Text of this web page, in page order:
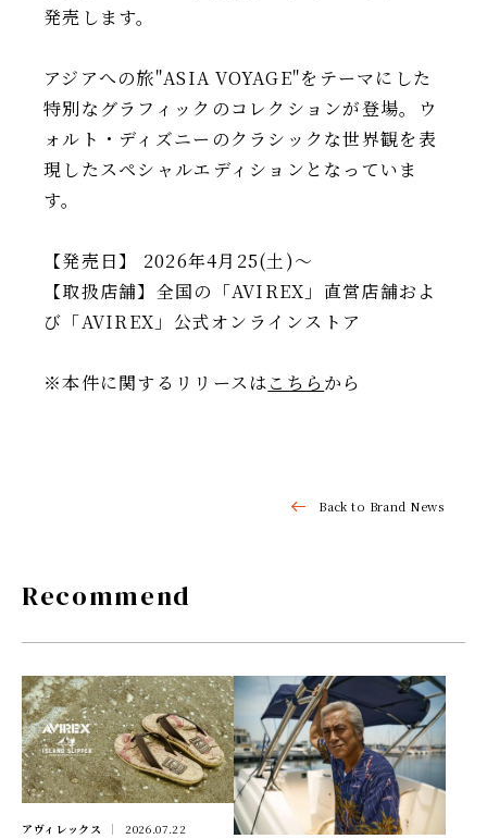
発売します。
アジアへの旅"ASIA VOYAGE"をテーマにした
特別なグラフィックのコレクションが登場。ウ
ォルト・ディズニーのクラシックな世界観を表
現したスペシャルエディションとなっていま
す。
【発売日】 2026年4月25(土)～
【取扱店舗】全国の「AVIREX」直営店舗およ
び「AVIREX」公式オンラインストア
※本件に関するリリースはこちら から
Back to Brand News
Recommend
アヴィレックス 2026.07.22